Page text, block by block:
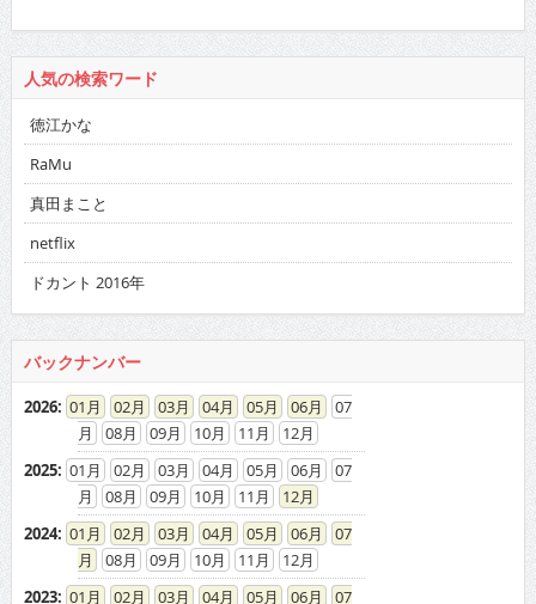
人気の検索ワード
徳江かな
RaMu
真田まこと
netflix
ドカント 2016年
バックナンバー
2026: 01 02 03 04 05 06
07
08
09 10 11
12
2025: 01 02 03 04 05 06
07
08
09 10 11
12
2024: 01 02 03 04 05 06
07
08
09 10 11
12
2023: 01 02 03 04 05 06
07